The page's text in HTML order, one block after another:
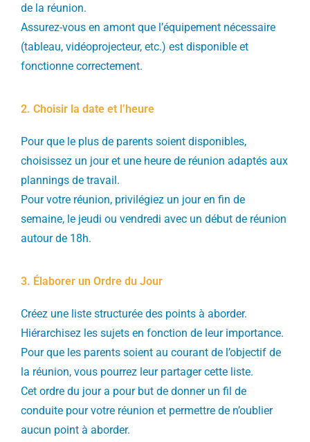
de la réunion.
Assurez-vous en amont que l’équipement nécessaire
(tableau, vidéoprojecteur, etc.) est disponible et
fonctionne correctement.
2. Choisir la date et l’heure
Pour que le plus de parents soient disponibles,
choisissez un jour et une heure de réunion adaptés aux
plannings de travail.
Pour votre réunion, privilégiez un jour en fin de
semaine, le jeudi ou vendredi avec un début de réunion
autour de 18h.
3. Élaborer un Ordre du Jour
Créez une liste structurée des points à aborder.
Hiérarchisez les sujets en fonction de leur importance.
Pour que les parents soient au courant de l’objectif de
la réunion, vous pourrez leur partager cette liste.
Cet ordre du jour a pour but de donner un fil de
conduite pour votre réunion et permettre de n’oublier
aucun point à aborder.